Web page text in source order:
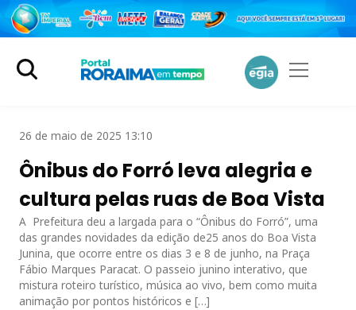
26 de maio de 2025 13:10
Ônibus do Forró leva alegria e
cultura pelas ruas de Boa Vista
A Prefeitura deu a largada para o “Ônibus do Forró”, uma
das grandes novidades da edição de25 anos do Boa Vista
Junina, que ocorre entre os dias 3 e 8 de junho, na Praça
Fábio Marques Paracat. O passeio junino interativo, que
mistura roteiro turístico, música ao vivo, bem como muita
animação por pontos históricos e […]